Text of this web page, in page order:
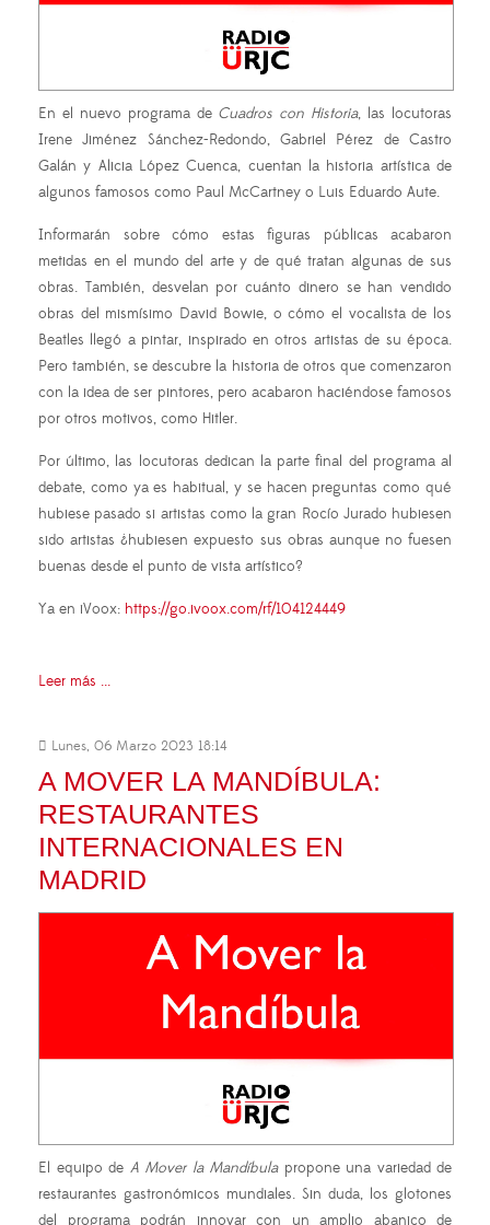
En el nuevo programa de Cuadros con Historia, las locutoras
Irene Jiménez Sánchez-Redondo, Gabriel Pérez de Castro
Galán y Alicia López Cuenca, cuentan la historia artística de
algunos famosos como Paul McCartney o Luis Eduardo Aute.
Informarán sobre cómo estas figuras públicas acabaron
metidas en el mundo del arte y de qué tratan algunas de sus
obras. También, desvelan por cuánto dinero se han vendido
obras del mismísimo David Bowie, o cómo el vocalista de los
Beatles llegó a pintar, inspirado en otros artistas de su época.
Pero también, se descubre la historia de otros que comenzaron
con la idea de ser pintores, pero acabaron haciéndose famosos
por otros motivos, como Hitler.
Por último, las locutoras dedican la parte final del programa al
debate, como ya es habitual, y se hacen preguntas como qué
hubiese pasado si artistas como la gran Rocío Jurado hubiesen
sido artistas ¿hubiesen expuesto sus obras aunque no fuesen
buenas desde el punto de vista artístico?
Ya en iVoox: https://go.ivoox.com/rf/104124449
Leer más ...
Lunes, 06 Marzo 2023 18:14
A MOVER LA MANDÍBULA:
RESTAURANTES
INTERNACIONALES EN
MADRID
El equipo de A Mover la Mandíbulapropone una variedad de
restaurantes gastronómicos mundiales. Sin duda, los glotones
del programa podrán innovar con un amplio abanico de